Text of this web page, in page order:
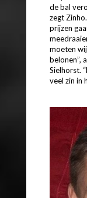
de bal
zegt
prijzen
moeten
belonen”,
Sielhorst.
veel zin in